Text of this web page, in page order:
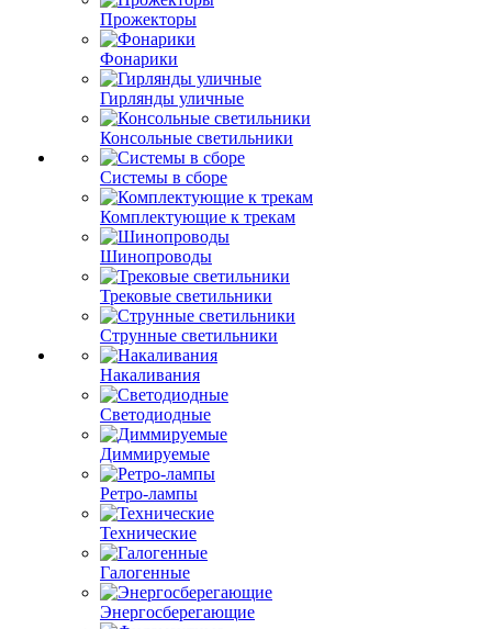
Прожекторы
Фонарики
Гирлянды уличные
Консольные светильники
Системы в сборе
Комплектующие к трекам
Шинопроводы
Трековые светильники
Струнные светильники
Накаливания
Светодиодные
Диммируемые
Ретро-лампы
Технические
Галогенные
Энергосберегающие